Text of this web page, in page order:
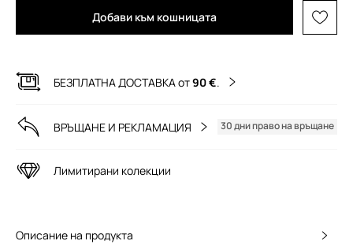
Добави към кошницата
БЕЗПЛАТНА ДОСТАВКА от90 €.
ВРЪЩАНЕ И РЕКЛАМАЦИЯ 30 дни право на връщане
Лимитирани колекции
Описание на продукта